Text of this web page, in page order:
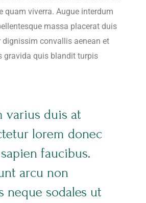
quam viverra. Augue interdum
massa placerat duis
dignissim convallis aenean et
gravida quis blandit turpis
varius duis at
lorem donec
faucibus.
arcu non
neque sodales ut